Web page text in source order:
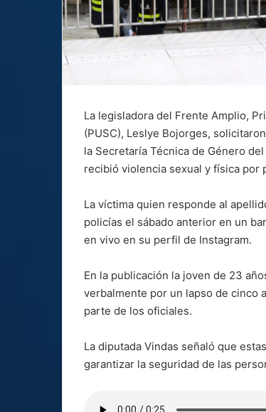
La legisladora del Frente Amplio,
(PUSC), Leslye Bojorges,
la Secretaría Técnica de Género
recibió violencia sexual y física por
La víctima quien responde al
policías el sábado anterior en un
en vivo en su perfil de Instagram.
En la publicación la joven de 23
verbalmente por un lapso de cinco
parte de los oficiales.
La diputada Vindas señaló que
garantizar la seguridad de las